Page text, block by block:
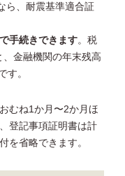
ら、耐震基準適合証
手続きできます。税
金融機関の年末残高
す。
むね1か月〜2か月ほ
登記事項証明書は計
を省略できます。